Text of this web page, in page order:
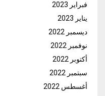
فبراير 2023
يناير 2023
ديسمبر 2022
نوفمبر 2022
أكتوبر 2022
سبتمبر 2022
أغسطس 2022